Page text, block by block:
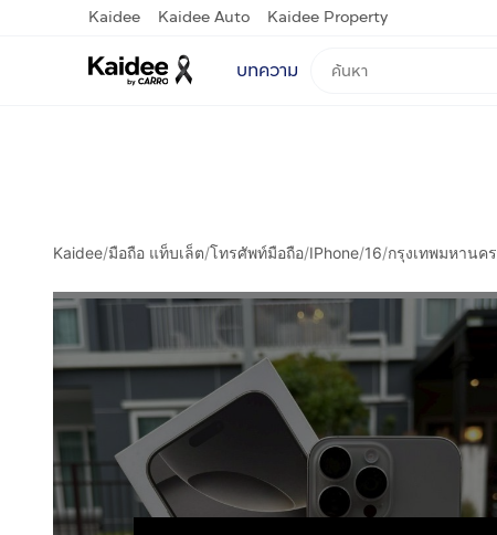
Kaidee Kaidee Auto Kaidee Property
บทความ
Kaidee/มือถือ แท็บเล็ต/โทรศัพท์มือถือ/IPhone/16/กรุงเทพมหานคร